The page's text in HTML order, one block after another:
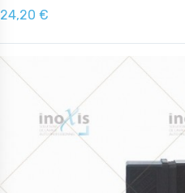
24,20 €